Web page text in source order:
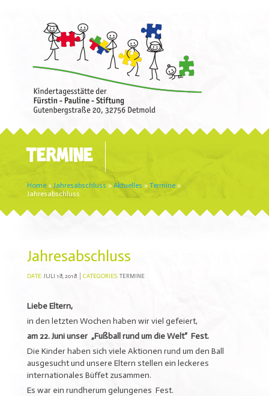
TERMINE
Home » Jahresabschluss » Aktuelles » Termine »
Jahresabschluss
Jahresabschluss
DATE:JULI 18, 2018 CATEGORIES:TERMINE
Liebe Eltern,
in den letzten Wochen haben wir viel gefeiert,
am 22. Juni unser „Fußball rund um die Welt“ Fest.
Die Kinder haben sich viele Aktionen rund um den Ball
ausgesucht und unsere Eltern stellen ein leckeres
internationales Büffet zusammen.
Es war ein rundherum gelungenes Fest.